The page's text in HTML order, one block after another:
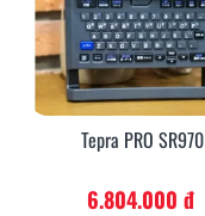
Tepra PRO SR970
6.804.000 đ